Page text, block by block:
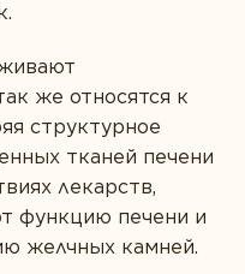
же относятся к
структурное
тканей печени
лекарств,
функцию печени и
желчных камней.